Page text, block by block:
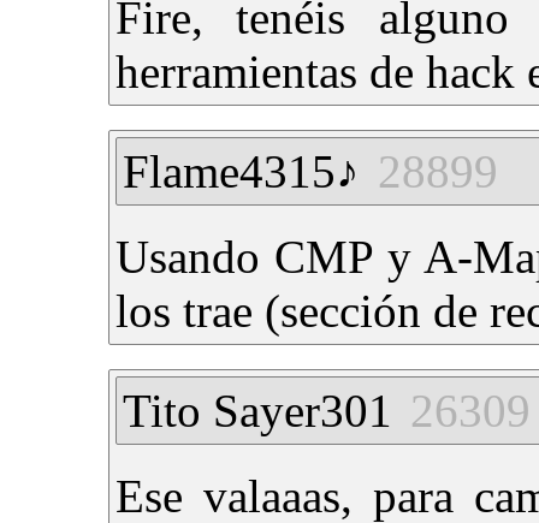
Fire, tenéis
herramientas de hack
Flame4315♪ 28899
Usando CMP y A-
los trae (sección de
Tito Sayer301 26309
Ese valaaas, para